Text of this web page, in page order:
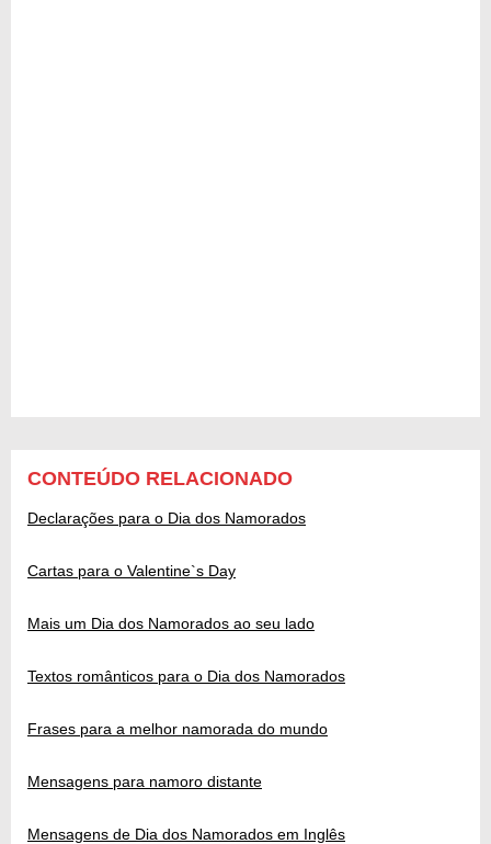
CONTEÚDO RELACIONADO
Declarações para o Dia dos Namorados
Cartas para o Valentine`s Day
Mais um Dia dos Namorados ao seu lado
Textos românticos para o Dia dos Namorados
Frases para a melhor namorada do mundo
Mensagens para namoro distante
Mensagens de Dia dos Namorados em Inglês